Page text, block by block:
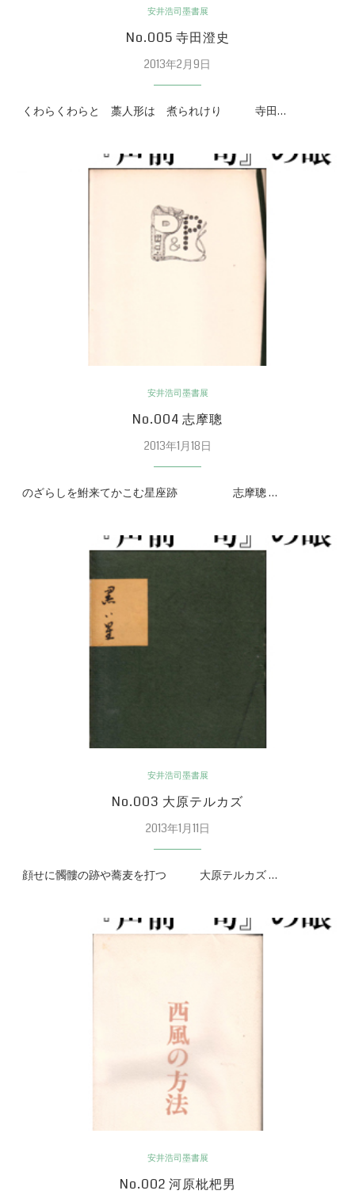
安井浩司墨書展
No.005 寺田澄史
2013年2月9日
くわらくわらと 藁人形は 煮られけり 寺田…
安井浩司墨書展
No.004 志摩聰
2013年1月18日
のざらしを鮒来てかこむ星座跡 志摩聰 …
安井浩司墨書展
No.003 大原テルカズ
2013年1月11日
顔せに髑髏の跡や蕎麦を打つ 大原テルカズ …
安井浩司墨書展
No.002 河原枇杷男